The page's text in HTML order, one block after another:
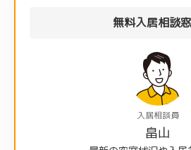
無料入居相談
入居相談員
畠山